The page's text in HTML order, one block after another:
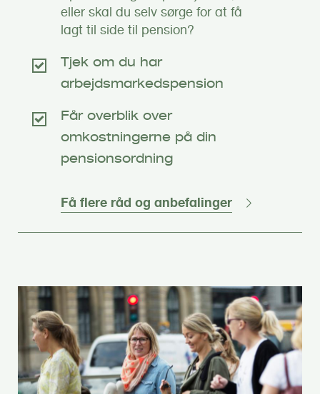
eller skal du selv sørge for at få
lagt til side til pension?
Tjek om du har
arbejdsmarkedspension
Får overblik over
omkostningerne på din
pensionsordning
Få flere råd og anbefalinger